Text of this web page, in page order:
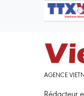
AGENCE
Rédacteur